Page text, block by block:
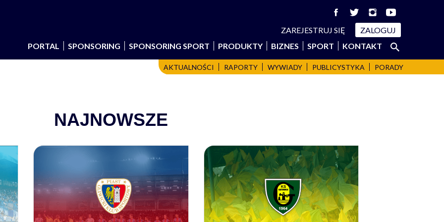
ZAREJESTRUJ SIĘ
ZALOGUJ
PORTAL
SPONSORING SPONSORING SPORT PRODUKTY BIZNES SPORT KONTAKT Szukaj:
SZUKAJ
AKTUALNOŚCI RAPORTY WYWIADY PUBLICYSTYKA PORADY
NAJNOWSZE